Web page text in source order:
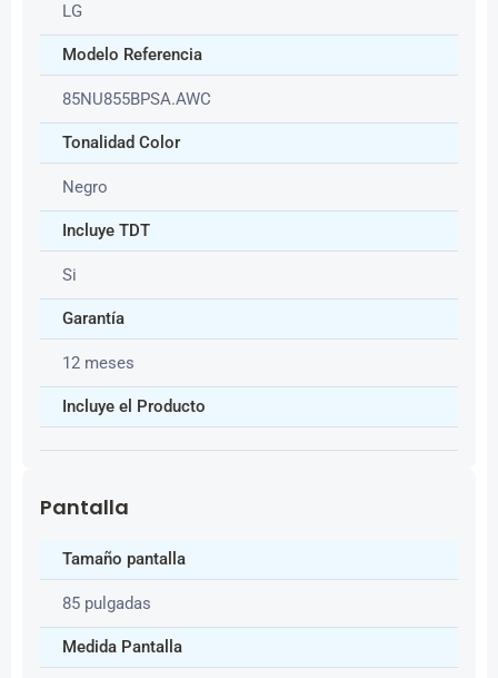
LG
Modelo Referencia
85NU855BPSA.AWC
Tonalidad Color
Negro
Incluye TDT
Si
Garantía
12 meses
Incluye el Producto
Pantalla
Tamaño pantalla
85 pulgadas
Medida Pantalla